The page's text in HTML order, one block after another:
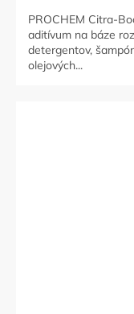
PROCHEM Citra-
aditívum na báze
detergentov,
olejových...